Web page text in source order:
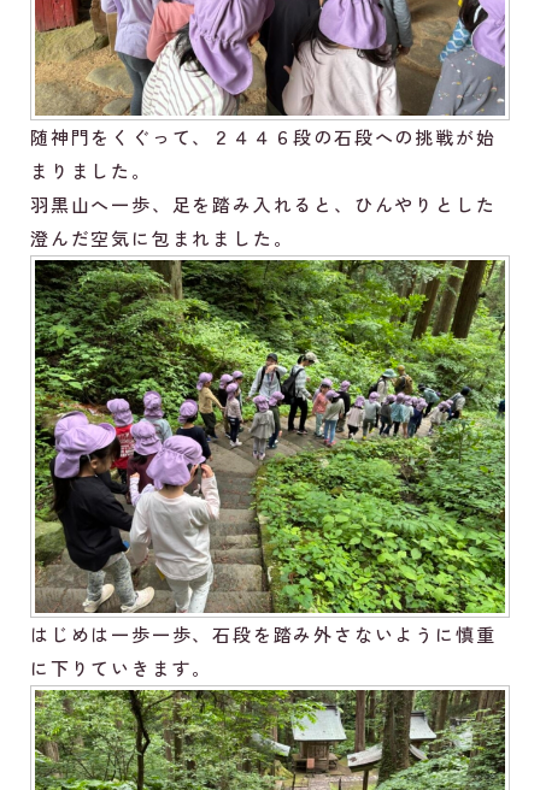
随神門をくぐって、２４４６段の石段への挑戦が始
まりました。
羽黒山へ一歩、足を踏み入れると、ひんやりとした
澄んだ空気に包まれました。
はじめは一歩一歩、石段を踏み外さないように慎重
に下りていきます。